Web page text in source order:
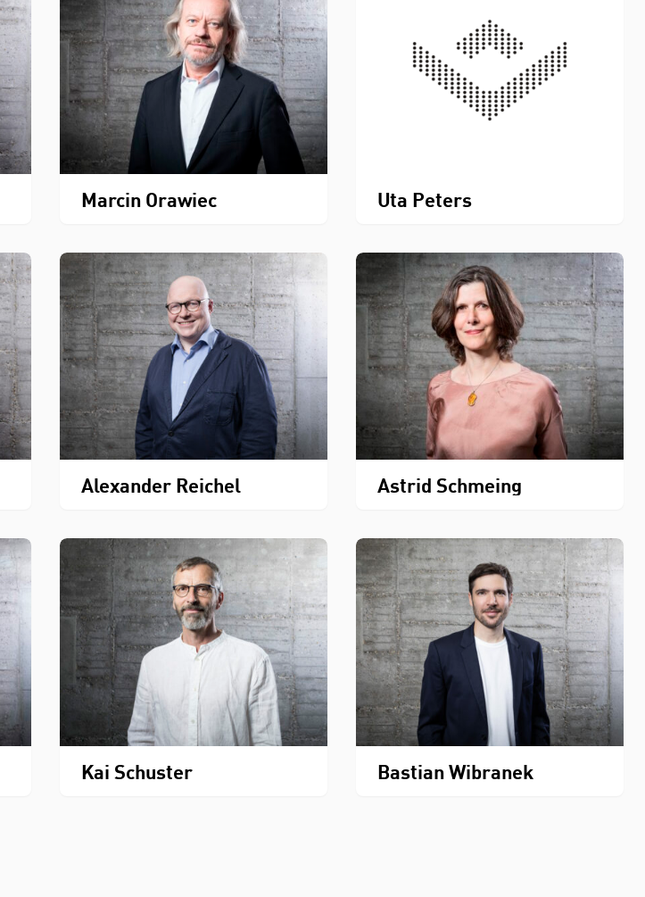
Marcin Orawiec Uta Peters
Alexander Reichel Astrid Schmeing
Kai Schuster Bastian Wibranek